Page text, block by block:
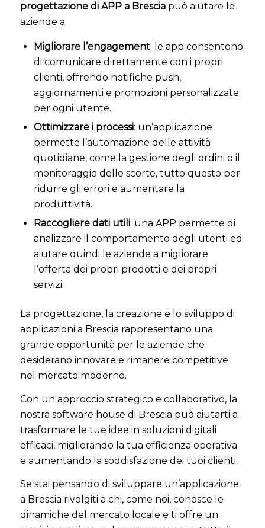
progettazione di APP a Bresciapuò aiutare le
aziende a:
Migliorare l’engagement: le app consentono
di comunicare direttamente con i propri
clienti, offrendo notifiche push,
aggiornamenti e promozioni personalizzate
per ogni utente.
Ottimizzare i processi: un’applicazione
permette l’automazione delle attività
quotidiane, come la gestione degli ordini o il
monitoraggio delle scorte, tutto questo per
ridurre gli errori e aumentare la
produttività.
Raccogliere dati utili: una APP permette di
analizzare il comportamento degli utenti ed
aiutare quindi le aziende a migliorare
l’offerta dei propri prodotti e dei propri
servizi.
La progettazione, la creazione e lo sviluppo di
applicazioni a Brescia rappresentano una
grande opportunità per le aziende che
desiderano innovare e rimanere competitive
nel mercato moderno.
Con un approccio strategico e collaborativo, la
nostra software house di Brescia può aiutarti a
trasformare le tue idee in soluzioni digitali
efficaci, migliorando la tua efficienza operativa
e aumentando la soddisfazione dei tuoi clienti.
Se stai pensando di sviluppare un’applicazione
a Brescia rivolgiti a chi, come noi, conosce le
dinamiche del mercato locale e ti offre un